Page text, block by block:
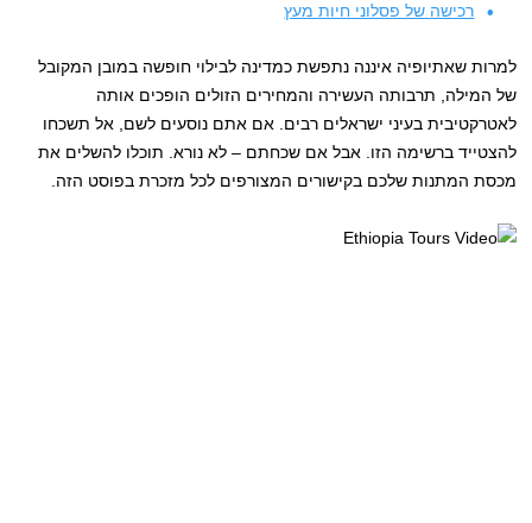
רכישה של פסלוני חיות מעץ
למרות שאתיופיה איננה נתפשת כמדינה לבילוי חופשה במובן המקובל
של המילה, תרבותה העשירה והמחירים הזולים הופכים אותה
לאטרקטיבית בעיני ישראלים רבים. אם אתם נוסעים לשם, אל תשכחו
להצטייד ברשימה הזו. אבל אם שכחתם – לא נורא. תוכלו להשלים את
מכסת המתנות שלכם בקישורים המצורפים לכל מזכרת בפוסט הזה.